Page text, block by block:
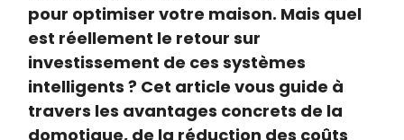
pour optimiser votre maison. Mais quel
est réellement le retour sur
investissement de ces systèmes
intelligents ? Cet article vous guide à
travers les avantages concrets de la
domotique, de la réduction des coûts